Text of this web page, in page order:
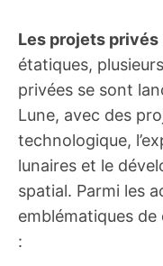
Les projets privés
étatiques,
privées se sont
Lune, avec des
technologique,
lunaires et le
spatial. Parmi les
emblématiques
: